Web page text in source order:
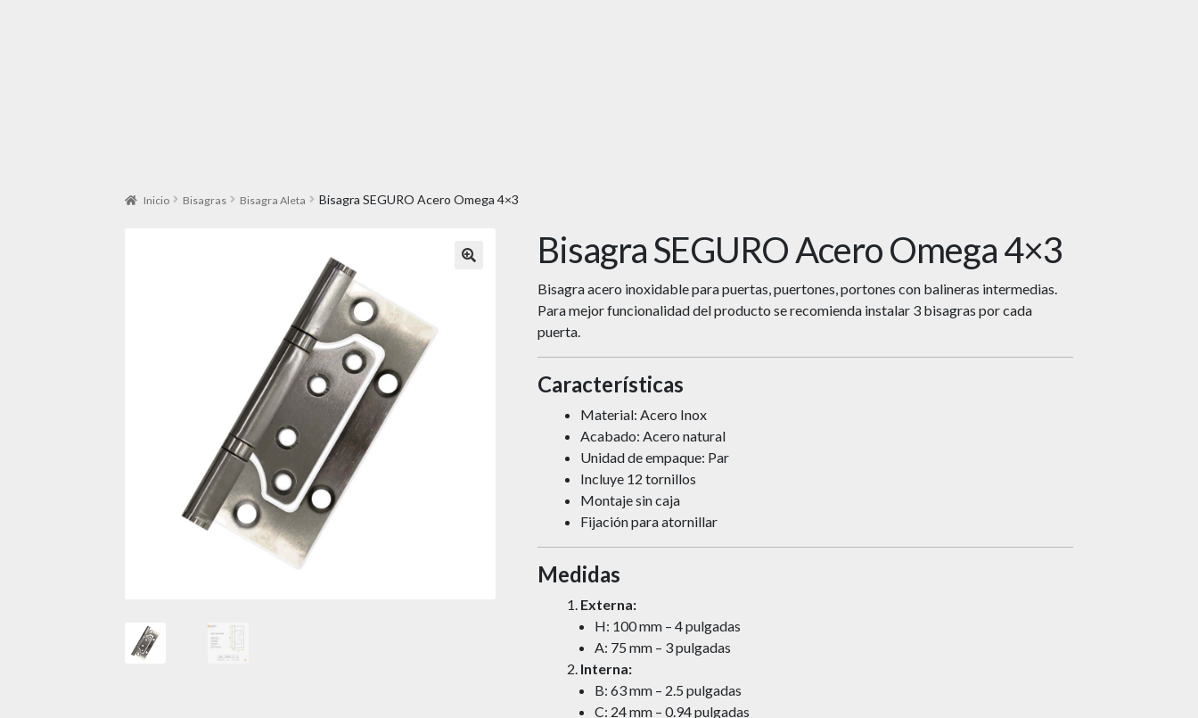
Inicio Bisagras Bisagra Aleta Bisagra SEGURO Acero Omega 4×3
Bisagra SEGURO Acero Omega 4×3
Bisagra acero inoxidable para puertas, puertones, portones con balineras intermedias.
Para mejor funcionalidad del producto se recomienda instalar 3 bisagras por cada
puerta.
Características
Material: Acero Inox
Acabado: Acero natural
Unidad de empaque: Par
Incluye 12 tornillos
Montaje sin caja
Fijación para atornillar
Medidas
Externa:
H: 100 mm – 4 pulgadas
A: 75 mm – 3 pulgadas
Interna:
B: 63 mm – 2.5 pulgadas
C: 24 mm – 0.94 pulgadas